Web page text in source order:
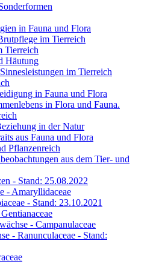
in Fauna und Flora
im Tierreich
Tierreich
Häutung
im Tierreich
in Fauna und Flora
in Flora und Fauna.
in der Natur
aus Fauna und Flora
Pflanzenreich
aus dem Tier- und
- Stand: 25.08.2022
- Amaryllidaceae
- Stand: 23.10.2021
- Campanulaceae
- Ranunculaceae - Stand: